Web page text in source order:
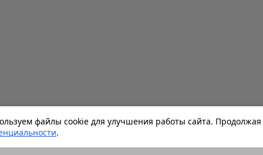
файлы cookie для улучшения работы сайта.
.